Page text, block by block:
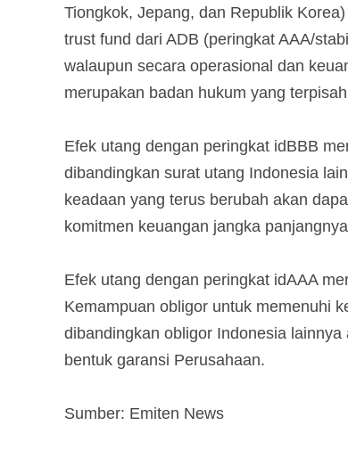
Tiongkok, Jepang, dan Republik
trust fund dari ADB (peringkat AAA/
walaupun secara operasional dan
merupakan badan hukum yang
Efek utang dengan peringkat idBBB
dibandingkan surat utang Indonesia
keadaan yang terus berubah akan
komitmen keuangan jangka
Efek utang dengan peringkat idAAA
Kemampuan obligor untuk memenuhi
dibandingkan obligor Indonesia
bentuk garansi Perusahaan.
Sumber: Emiten News